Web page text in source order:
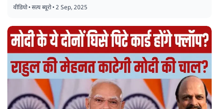
वीडियो•सत्य ब्यूरो•2 Sep, 2025